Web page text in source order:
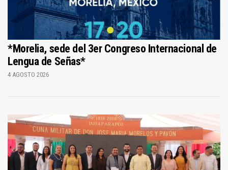
*Morelia, sede del 3er Congreso Internacional de
Lengua de Señas*
4 AGOSTO 2026